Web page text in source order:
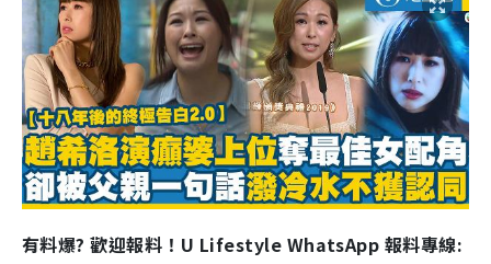
有料爆? 歡迎報料！U Lifestyle WhatsApp 報料專線: